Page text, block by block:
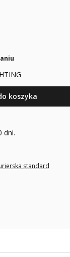
koszyka
dni.
standard